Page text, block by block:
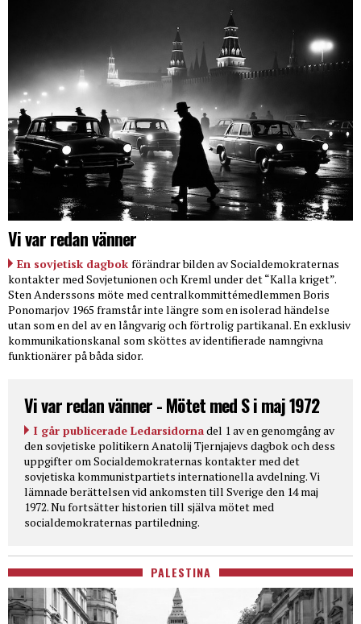
Vi var redan vänner
En sovjetisk dagbok förändrar bilden av Socialdemokraternas
kontakter med Sovjetunionen och Kreml under det “Kalla kriget”.
Sten Anderssons möte med centralkommittémedlemmen Boris
Ponomarjov 1965 framstår inte längre som en isolerad händelse
utan som en del av en långvarig och förtrolig partikanal. En exklusiv
kommunikationskanal som sköttes av identifierade namngivna
funktionärer på båda sidor.
Vi var redan vänner - Mötet med S i maj 1972
I går publicerade Ledarsidornadel 1 av en genomgång av
den sovjetiske politikern Anatolij Tjernjajevs dagbok och dess
uppgifter om Socialdemokraternas kontakter med det
sovjetiska kommunistpartiets internationella avdelning. Vi
lämnade berättelsen vid ankomsten till Sverige den 14 maj
1972. Nu fortsätter historien till själva mötet med
socialdemokraternas partiledning.
PALESTINA